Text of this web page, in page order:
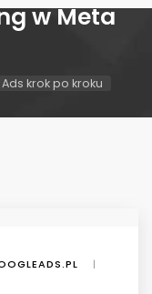
w Meta
krok po kroku
|